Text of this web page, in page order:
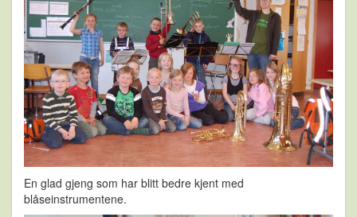
En glad gjeng som har blitt bedre kjent med
blåseinstrumentene.